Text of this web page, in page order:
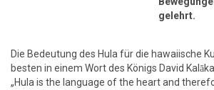
gelehrt.
Die Bedeutung des Hula für die hawaiische
besten in einem Wort des Königs David
„Hula is the language of the heart and